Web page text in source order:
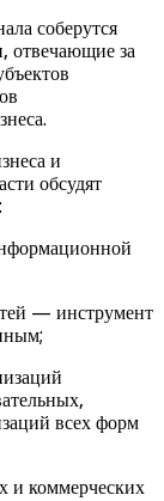
соберутся
отвечающие за
и
обсудят
— инструмент
всех форм
и коммерческих